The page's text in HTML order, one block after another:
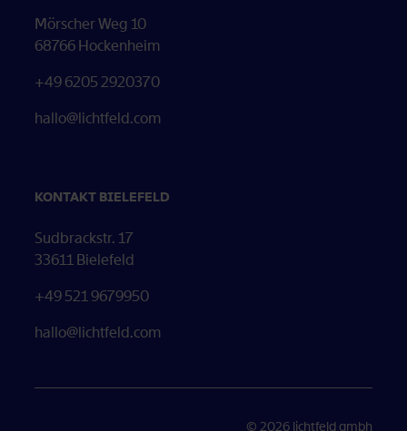
Mörscher Weg 10
68766 Hockenheim
+49 6205 2920370
hallo@lichtfeld.com
KONTAKT BIELEFELD
Sudbrackstr. 17
33611 Bielefeld
+49 521 9679950
hallo@lichtfeld.com
© 2026lichtfeld gmbh